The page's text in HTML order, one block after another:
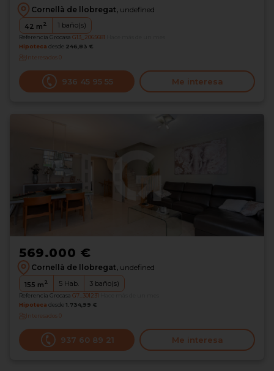
Cornellà de llobregat, undefined
42 m2 1 baño(s)
Referencia Grocasa G13_2065681
Hipoteca desde 246,83 €
Interesados0
936 45 95 55 Me interesa
569.000 €
Cornellà de llobregat, undefined
155 m2 5 Hab. 3 baño(s)
Referencia Grocasa G7_301231
Hipoteca desde 1.734,99 €
Interesados0
937 60 89 21 Me interesa